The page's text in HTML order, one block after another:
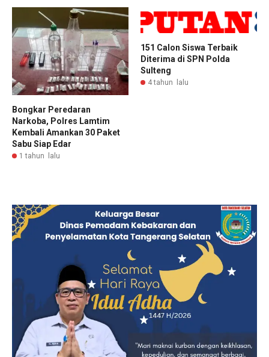
Bongkar Peredaran
Narkoba, Polres Lamtim
Kembali Amankan 30 Paket
Sabu Siap Edar
1 tahun lalu
151 Calon Siswa Terbaik
Diterima di SPN Polda
Sulteng
4 tahun lalu